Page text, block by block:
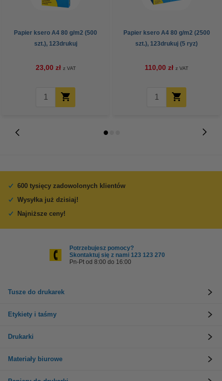
Papier ksero A4 80 g/m2 (500
szt.), 123drukuj
23,00 zł z VAT
Papier ksero A4 80 g/m2 (2500
szt.), 123drukuj (5 ryz)
110,00 zł z VAT
600 tysięcy zadowolonych klientów
Wysyłka już dzisiaj!
Najniższe ceny!
Potrzebujesz pomocy?
Skontaktuj się z nami 123 123 270
Pn-Pt od 8:00 do 16:00
Tusze do drukarek
Etykiety i taśmy
Drukarki
Materiały biurowe